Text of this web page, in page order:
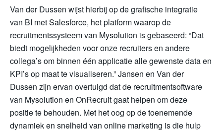
Van der Dussen wijst hierbij op de grafische integratie
van BI met Salesforce, het platform waarop de
recruitmentssysteem van Mysolution is gebaseerd: “Dat
biedt mogelijkheden voor onze recruiters en andere
collega’s om binnen één applicatie alle gewenste data en
KPI’s op maat te visualiseren.” Jansen en Van der
Dussen zijn ervan overtuigd dat de recruitmentsoftware
van Mysolution en OnRecruit gaat helpen om deze
positie te behouden. Met het oog op de toenemende
dynamiek en snelheid van online marketing is die hulp